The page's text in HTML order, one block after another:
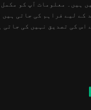
ہیں۔ معلومات آپ کو مکمل
کے لیے فراہم کی جاتی ہیں